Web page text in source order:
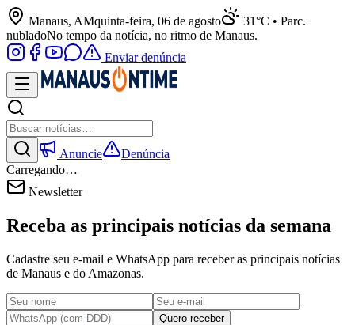
Manaus, AMquinta-feira, 06 de agosto
31°C • Parc.
nubladoNo tempo da notícia, no ritmo de Manaus.
Enviar denúncia
Anuncie
Denúncia
Carregando…
Newsletter
Receba as principais notícias da semana
Cadastre seu e-mail e WhatsApp para receber as principais notícias
de Manaus e do Amazonas.
Quero receber